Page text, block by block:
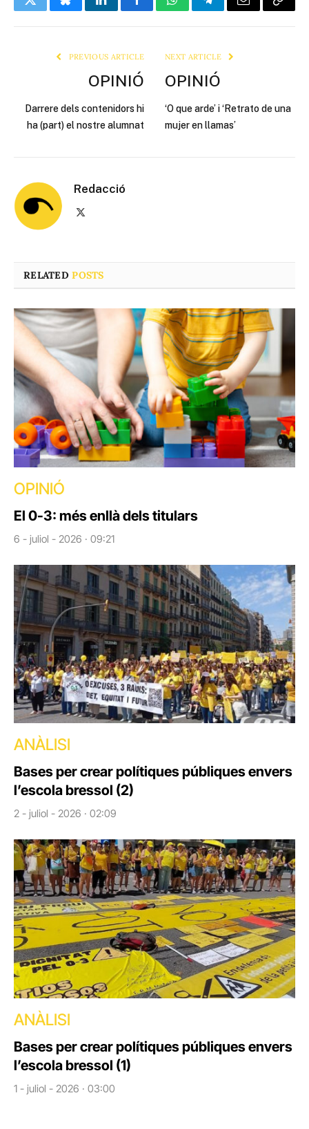
TwitterBlueskyLinkedInFacebookWhatsAppTelegramEmail Copy
PREVIOUS ARTICLE
OPINIÓ
Darrere dels contenidors hi
ha (part) el nostre alumnat
NEXT ARTICLE
OPINIÓ
‘O que arde’ i ‘Retrato de una
mujer en llamas’
Redacció
RELATEDPOSTS
OPINIÓ
El 0-3: més enllà dels titulars
6 - juliol - 2026 · 09:21
ANÀLISI
Bases per crear polítiques públiques envers
l’escola bressol (2)
2 - juliol - 2026 · 02:09
ANÀLISI
Bases per crear polítiques públiques envers
l’escola bressol (1)
1 - juliol - 2026 · 03:00